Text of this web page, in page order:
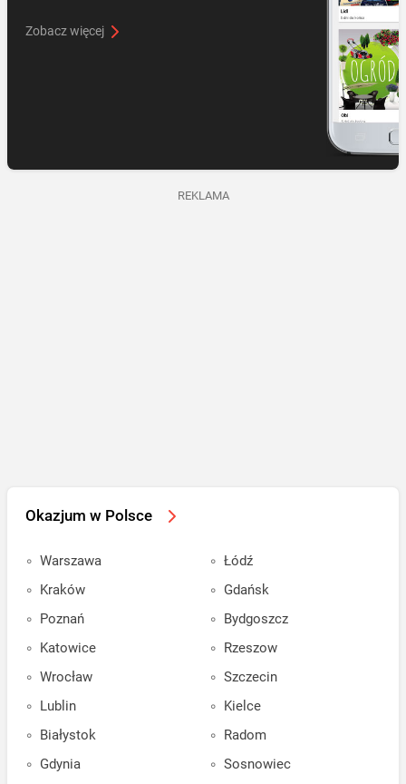
Zobacz więcej
REKLAMA
Okazjum w Polsce
Warszawa
Kraków
Poznań
Katowice
Wrocław
Lublin
Białystok
Gdynia
Łódź
Gdańsk
Bydgoszcz
Rzeszow
Szczecin
Kielce
Radom
Sosnowiec